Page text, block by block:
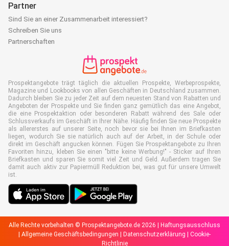
Partner
Sind Sie an einer Zusammenarbeit interessiert?
Schreiben Sie uns
Partnerschaften
Prospektangebote trägt täglich die aktuellen Prospekte, Werbeprospekte,
Magazine und Lookbooks von allen Geschäften in Deutschland zusammen.
Dadurch bleiben Sie zu jeder Zeit auf dem neuesten Stand von Rabatten und
Angeboten der Prospekte und Sie finden ganz gemütlich das eine Angebot,
die eine Prospektaktion oder besonderen Rabatt während des Sale oder
Schlussverkaufs im Geschäft in Ihrer Nähe. Häufig finden Sie neue Prospekte
als allererstes auf unserer Seite, noch bevor sie bei Ihnen im Briefkasten
liegen, wodurch Sie sie natürlich auch auf der Arbeit, in der Schule oder
direkt im Geschäft angucken können. Fügen Sie Prospektangebote zu Ihren
Favoriten hinzu, kleben Sie einen "bitte keine Werbung!" - Sticker auf Ihren
Briefkasten und sparen Sie somit viel Zeit und Geld. Außerdem tragen Sie
damit auch aktiv zur Papiermüll Reduktion bei, was gut für unsere Umwelt
ist.
Alle Rechte vorbehalten © Prospektangebote.de 2026 |
Haftungsausschluss
Allgemeine Geschäftsbedingungen Datenschutzerklärung
Cookie-
Richtlinie